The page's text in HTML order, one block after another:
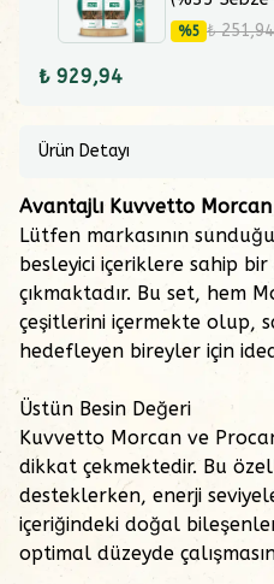
%5 ₺ 251,94
₺ 929,94
Ürün Detayı
Avantajlı Kuvvetto
Lütfen markasının
besleyici içeriklere sahip
çıkmaktadır. Bu set, hem
çeşitlerini içermekte olup,
hedefleyen bireyler için
Üstün Besin Değeri
Kuvvetto Morcan ve
dikkat çekmektedir. Bu
desteklerken, enerji
içeriğindeki doğal
optimal düzeyde